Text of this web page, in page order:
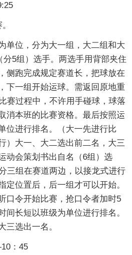
单位，分为大一组，大二组和大
5组）选手。两选手用背部夹住
侧跑完成规定赛道长，把球放在
下一组开始运球。需返回原地重
赛过程中，不许用手碰球，球落
消本班的比赛资格。最后按照运
位进行排名。（大一先进行比
）大一、大二选出前二名，大三
动会策划书出自名（6组）选
三组在赛道两边，以接龙式进行
定位置后，后一组才可以开始。
口令开始比赛，抢口令者加时5
间长短以班级为单位进行排名。
三选出一名。
：45